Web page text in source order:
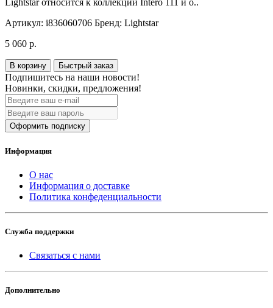
Lightstar относится к коллекции Intero 111 и о..
Артикул: i836060706 Бренд: Lightstar
5 060 р.
В корзину Быстрый заказ
Подпишитесь на наши новости!
Новинки, скидки, предложения!
Оформить подписку
Информация
О нас
Информация о доставке
Политика конфеденциальности
Служба поддержки
Связаться с нами
Дополнительно